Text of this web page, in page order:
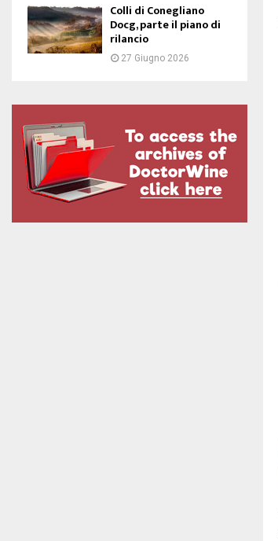
Colli di Conegliano
Docg, parte il piano di
rilancio
27 Giugno 2026